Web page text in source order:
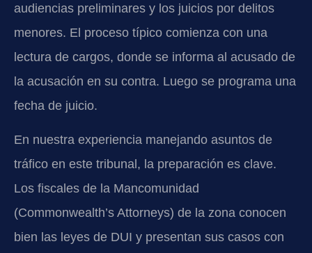
audiencias preliminares y los juicios por delitos
menores. El proceso típico comienza con una
lectura de cargos, donde se informa al acusado de
la acusación en su contra. Luego se programa una
fecha de juicio.
En nuestra experiencia manejando asuntos de
tráfico en este tribunal, la preparación es clave.
Los fiscales de la Mancomunidad
(Commonwealth’s Attorneys) de la zona conocen
bien las leyes de DUI y presentan sus casos con